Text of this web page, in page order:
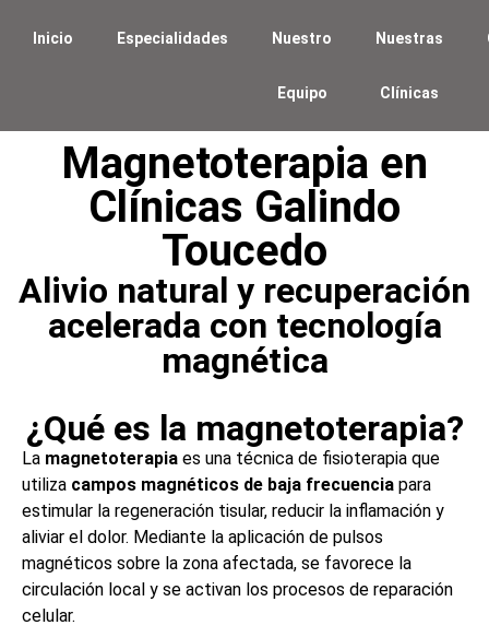
Inicio Especialidades Nuestro
Equipo
Nuestras
Clínicas
Magnetoterapia en
Clínicas Galindo
Toucedo
Alivio natural y recuperación
acelerada con tecnología
magnética
¿Qué es la magnetoterapia?
La magnetoterapia es una técnica de fisioterapia que
utiliza campos magnéticos de baja frecuencia para
estimular la regeneración tisular, reducir la inflamación y
aliviar el dolor. Mediante la aplicación de pulsos
magnéticos sobre la zona afectada, se favorece la
circulación local y se activan los procesos de reparación
celular.